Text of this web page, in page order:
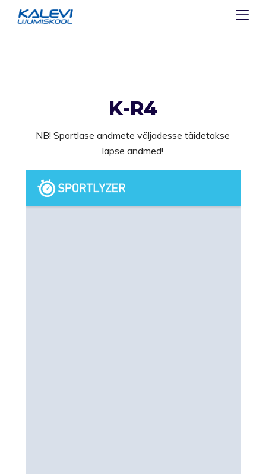
K-R4
NB! Sportlase andmete väljadesse täidetakse
lapse andmed!